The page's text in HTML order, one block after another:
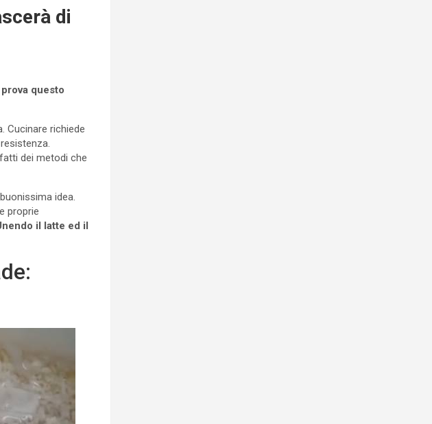
di
questo
Cucinare richiede
dei metodi che
idea.
proprie
il latte ed il